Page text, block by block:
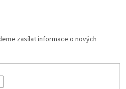
zasílat informace o nových